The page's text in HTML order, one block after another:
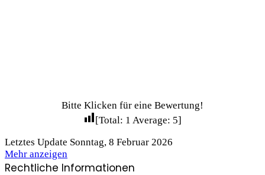
Bitte Klicken für eine Bewertung!
[Total: 1 Average: 5]
Letztes Update Sonntag, 8 Februar 2026
Mehr anzeigen
Rechtliche Informationen